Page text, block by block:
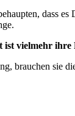
dass
vielmehr
brauchen sie